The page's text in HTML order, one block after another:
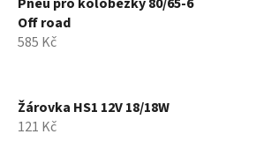
Off road
585 Kč
Žárovka HS1 12V 18/18W
121 Kč